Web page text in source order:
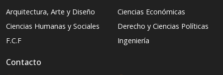
Arquitectura, Arte y Diseño
Ciencias Económicas
Ciencias Humanas y Sociales
Derecho y Ciencias Políticas
F.C.F
Ingeniería
Contacto